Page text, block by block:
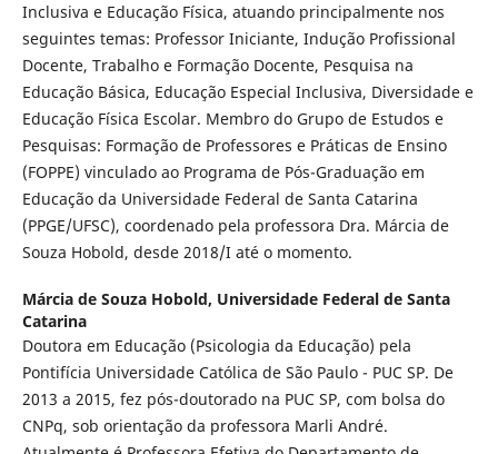
Inclusiva e Educação Física, atuando principalmente nos
seguintes temas: Professor Iniciante, Indução Profissional
Docente, Trabalho e Formação Docente, Pesquisa na
Educação Básica, Educação Especial Inclusiva, Diversidade e
Educação Física Escolar. Membro do Grupo de Estudos e
Pesquisas: Formação de Professores e Práticas de Ensino
(FOPPE) vinculado ao Programa de Pós-Graduação em
Educação da Universidade Federal de Santa Catarina
(PPGE/UFSC), coordenado pela professora Dra. Márcia de
Souza Hobold, desde 2018/I até o momento.
Márcia de Souza Hobold, Universidade Federal de Santa
Catarina
Doutora em Educação (Psicologia da Educação) pela
Pontifícia Universidade Católica de São Paulo - PUC SP. De
2013 a 2015, fez pós-doutorado na PUC SP, com bolsa do
CNPq, sob orientação da professora Marli André.